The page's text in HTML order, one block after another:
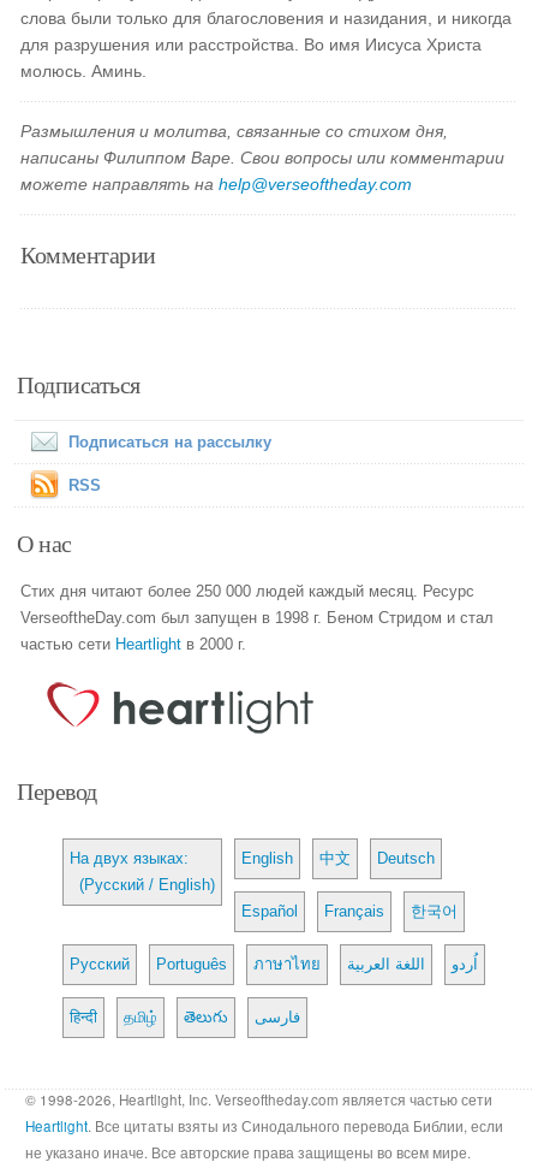
слова были только для благословения и назидания, и никогда
для разрушения или расстройства. Во имя Иисуса Христа
молюсь. Аминь.
Размышления и молитва, связанные со стихом дня,
написаны Филиппом Варе. Свои вопросы или комментарии
можете направлять наhelp@verseoftheday.com
Комментарии
Подписаться
Подписаться на рассылку
RSS
О нас
Стих дня читают более 250 000 людей каждый месяц. Ресурс
VerseoftheDay.com был запущен в 1998 г. Беном Стридом и стал
частью сети Heartlight в 2000 г.
Перевод
На двух языках:
(Русский / English)
English 中文 Deutsch
Español Français 한국어
Русский Português ภาษาไทย اللغة العربية اُردو
हिन्दी தமிழ் తెలుగు فارسی
© 1998-2026, Heartlight, Inc. Verseoftheday.com является частью сети
Heartlight. Все цитаты взяты из Синодального перевода Библии, если
не указано иначе. Все авторские права защищены во всем мире.